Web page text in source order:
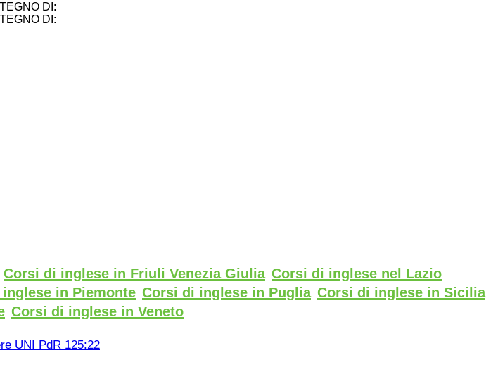
DI:
DI:
Corsi di inglese in Friuli Venezia Giulia Corsi di inglese nel Lazio
in Piemonte Corsi di inglese in Puglia Corsi di inglese in Sicilia
Corsi di inglese in Veneto
UNI PdR 125:22